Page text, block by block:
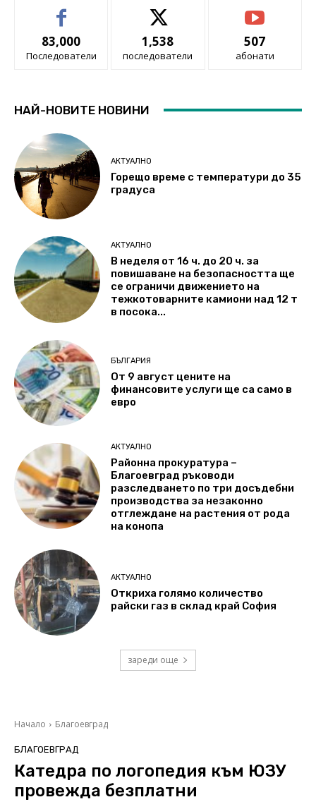
83,000
Последователи
1,538
последователи
507
абонати
НАЙ-НОВИТЕ НОВИНИ
АКТУАЛНО
Горещо време с температури до 35
градуса
АКТУАЛНО
В неделя от 16 ч. до 20 ч. за
повишаване на безопасността ще
се ограничи движението на
тежкотоварните камиони над 12 т
в посока...
БЪЛГАРИЯ
От 9 август цените на
финансовите услуги ще са само в
евро
АКТУАЛНО
Районна прокуратура –
Благоевград ръководи
разследването по три досъдебни
производства за незаконно
отглеждане на растения от рода
на конопа
АКТУАЛНО
Откриха голямо количество
райски газ в склад край София
зареди още